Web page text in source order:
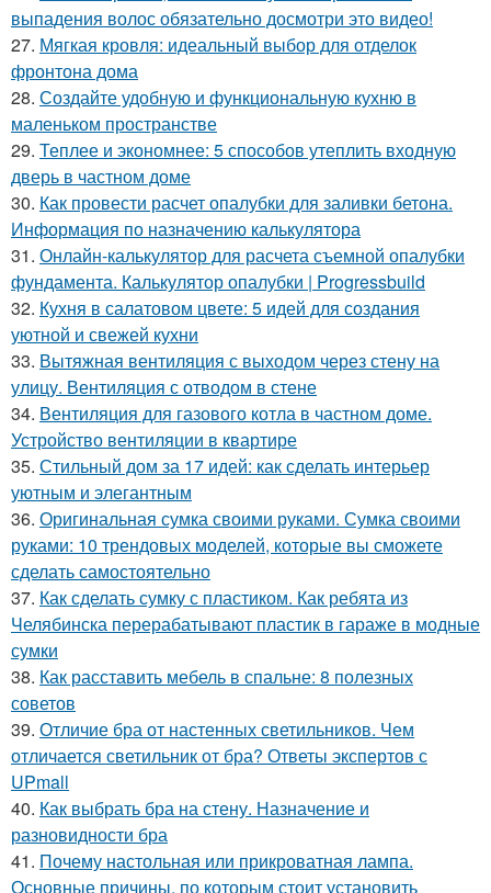
выпадения волос обязательно досмотри это видео!
27. Мягкая кровля: идеальный выбор для отделок
фронтона дома
28. Создайте удобную и функциональную кухню в
маленьком пространстве
29. Теплее и экономнее: 5 способов утеплить входную
дверь в частном доме
30. Как провести расчет опалубки для заливки бетона.
Информация по назначению калькулятора
31. Онлайн-калькулятор для расчета съемной опалубки
фундамента. Калькулятор опалубки | Progressbuild
32. Кухня в салатовом цвете: 5 идей для создания
уютной и свежей кухни
33. Вытяжная вентиляция с выходом через стену на
улицу. Вентиляция с отводом в стене
34. Вентиляция для газового котла в частном доме.
Устройство вентиляции в квартире
35. Стильный дом за 17 идей: как сделать интерьер
уютным и элегантным
36. Оригинальная сумка своими руками. Сумка своими
руками: 10 трендовых моделей, которые вы сможете
сделать самостоятельно
37. Как сделать сумку с пластиком. Как ребята из
Челябинска перерабатывают пластик в гараже в модные
сумки
38. Как расставить мебель в спальне: 8 полезных
советов
39. Отличие бра от настенных светильников. Чем
отличается светильник от бра? Ответы экспертов с
UPmall
40. Как выбрать бра на стену. Назначение и
разновидности бра
41. Почему настольная или прикроватная лампа.
Основные причины, по которым стоит установить